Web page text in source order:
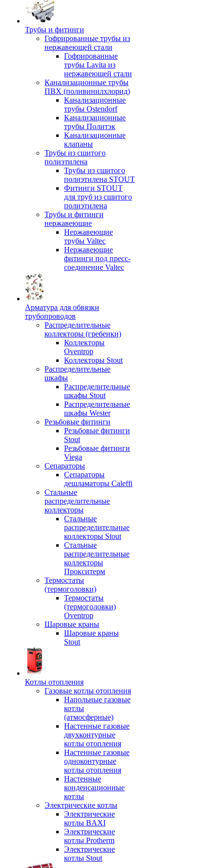
Трубы и фитинги
Гофрированные трубы из
нержавеющей стали
Гофрированные
трубы Lavita из
нержавеющей стали
Канализационные трубы
ПВХ (поливинилхлорид)
Канализационные
трубы Ostendorf
Канализационные
трубы Политэк
Канализационные
клапаны
Трубы из сшитого
полиэтилена
Трубы из сшитого
полиэтилена STOUT
Фитинги STOUT
для труб из сшитого
полиэтилена
Трубы и фитинги
нержавеющие
Нержавеющие
трубы Valtec
Нержавеющие
фитинги под пресс-
соединение Valtec
Арматура для обвязки
трубопроводов
Распределительные
коллекторы (гребенки)
Коллекторы
Oventrop
Коллекторы Stout
Распределительные
шкафы
Распределительные
шкафы Stout
Распределительные
шкафы Wester
Резьбовые фитинги
Резьбовые фитинги
Stout
Резьбовые фитинги
Viega
Сепараторы
Сепараторы
дешламаторы Caleffi
Стальные
распределительные
коллекторы
Стальные
распределительные
коллекторы Stout
Стальные
распределительные
коллекторы
Прокситерм
Термостаты
(термоголовки)
Термостаты
(термоголовки)
Oventrop
Шаровые краны
Шаровые краны
Stout
Котлы отопления
Газовые котлы отопления
Напольные газовые
котлы
(атмосферные)
Настенные газовые
двухконтурные
котлы отопления
Настенные газовые
одноконтурные
котлы отопления
Настенные
конденсационные
котлы
Электрические котлы
Электрические
котлы BAXI
Электрические
котлы Protherm
Электрические
котлы Stout